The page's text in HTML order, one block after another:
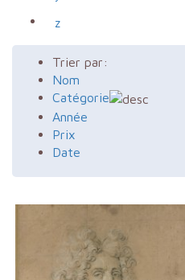
z
Trier par:
Nom
Catégorie
Année
Prix
Date